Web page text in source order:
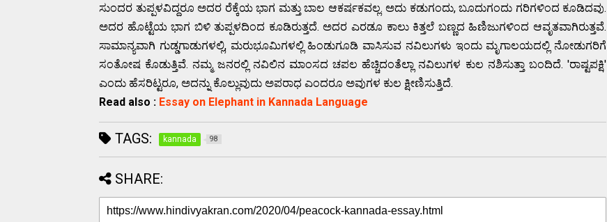
ಸುಂದರ ತುಪ್ಪಳವಿದ್ದರೂ ಅದರ ರೆಕ್ಕೆಯ ಭಾಗ ಮತ್ತು ಬಾಲ ಆಕರ್ಷಕವಲ್ಲ. ಅದು ಕಡುಗಂದು, ಬೂದುಗಂದು ಗರಿಗಳಿಂದ ಕೂಡಿದವು.
ಅದರ ಹೊಟ್ಟೆಯ ಭಾಗ ಬಿಳಿ ತುಪ್ಪಳದಿಂದ ಕೂಡಿರುತ್ತದೆ. ಅದರ ಎರಡೂ ಕಾಲು ಕಿತ್ತಲೆ ಬಣ್ಣದ ಹಿಣಿಜುಗಳಿಂದ ಆವೃತವಾಗಿರುತ್ತವೆ.
ಸಾಮಾನ್ಯವಾಗಿ ಗುಡ್ಡಗಾಡುಗಳಲ್ಲಿ, ಮರುಭೂಮಿಗಳಲ್ಲಿ ಹಿಂಡುಗೂಡಿ ವಾಸಿಸುವ ನವಿಲುಗಳು ಇಂದು ಮೃಗಾಲಯದಲ್ಲಿ ನೋಡುಗರಿಗೆ
ಸಂತೋಷ ಕೊಡುತ್ತಿವೆ. ನಮ್ಮ ಜನರಲ್ಲಿ ನವಿಲಿನ ಮಾಂಸದ ಚಪಲ ಹೆಚ್ಚಿದಂತೆಲ್ಲಾ ನವಿಲುಗಳ ಕುಲ ನಶಿಸುತ್ತಾ ಬಂದಿದೆ. 'ರಾಷ್ಟಪಕ್ಷಿ'
ಎಂದು ಹೆಸರಿಟ್ಟರೂ, ಅದನ್ನು ಕೊಲ್ಲುವುದು ಅಪರಾಧ ಎಂದರೂ ಅವುಗಳ ಕುಲ ಕ್ಷೀಣಿಸುತ್ತಿದೆ.
Read also : Essay on Elephant in Kannada Language
TAGS: kannada 98
SHARE: